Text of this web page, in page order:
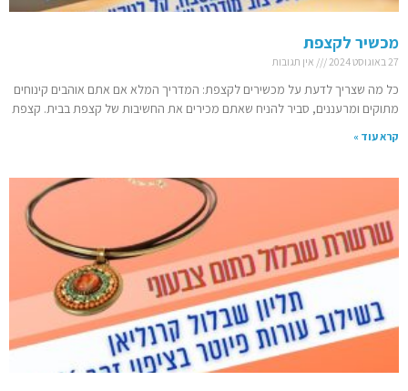
מכשיר לקצפת
27 באוגוסט 2024 אין תגובות
כל מה שצריך לדעת על מכשירים לקצפת: המדריך המלא אם אתם אוהבים קינוחים
מתוקים ומרעננים, סביר להניח שאתם מכירים את החשיבות של קצפת בבית. קצפת
קרא עוד »